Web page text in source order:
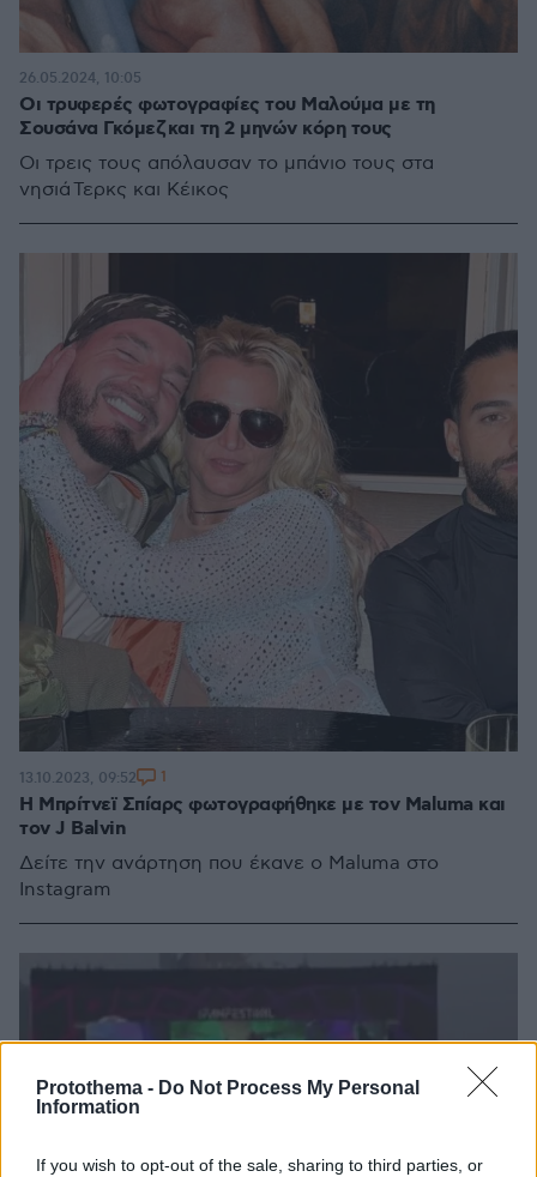
Protothema - Do Not Process My Personal
Information
If you wish to opt-out of the sale, sharing to third parties, or
Οι τρυφερές φωτογραφίες του Μαλούμα με τη
Σουσάνα Γκόμεζ και τη 2 μηνών κόρη τους
Οι τρεις τους απόλαυσαν το μπάνιο τους στα
νησιά Τερκς και Κέικος
26.05.2024, 10:05
Η Μπρίτνεϊ Σπίαρς φωτογραφήθηκε με τον Maluma και
τον J Balvin
Δείτε την ανάρτηση που έκανε ο Maluma στο
Instagram
13.10.2023, 09:52 1